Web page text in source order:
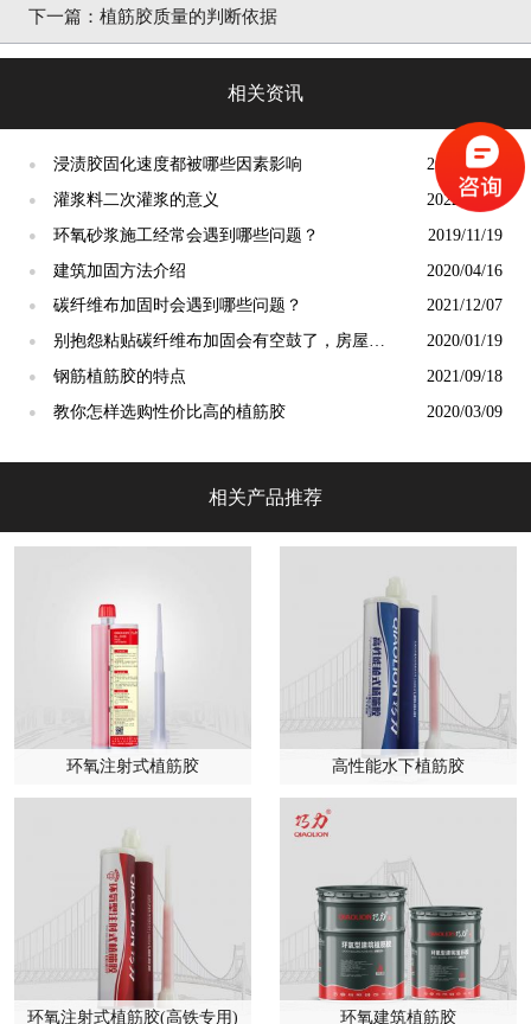
下一篇： 植筋胶质量的判断依据
相关资讯
● 浸渍胶固化速度都被哪些因素影响 2022/04/13
● 灌浆料二次灌浆的意义 2022/09/05
● 环氧砂浆施工经常会遇到哪些问题？ 2019/11/19
● 建筑加固方法介绍 2020/04/16
● 碳纤维布加固时会遇到哪些问题？ 2021/12/07
●
别抱怨粘贴碳纤维布加固会有空鼓了，房屋加
固专家告诉你根源在哪？
2020/01/19
● 钢筋植筋胶的特点 2021/09/18
● 教你怎样选购性价比高的植筋胶 2020/03/09
相关产品推荐
环氧注射式植筋胶 高性能水下植筋胶
环氧注射式植筋胶(高铁专用) 环氧建筑植筋胶